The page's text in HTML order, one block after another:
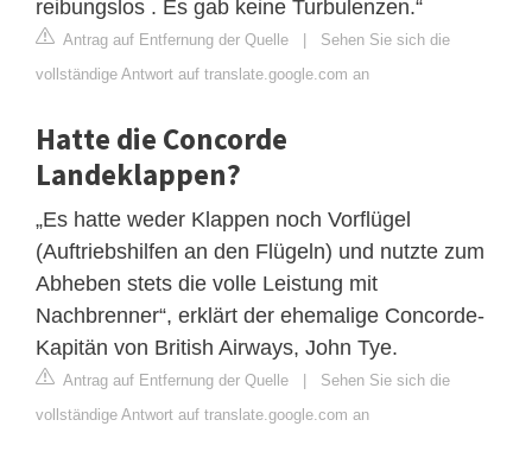
reibungslos . Es gab keine Turbulenzen.“
Antrag auf Entfernung der Quelle | Sehen Sie sich die
vollständige Antwort auf translate.google.com an
Hatte die Concorde
Landeklappen?
„Es hatte weder Klappen noch Vorflügel
(Auftriebshilfen an den Flügeln) und nutzte zum
Abheben stets die volle Leistung mit
Nachbrenner“, erklärt der ehemalige Concorde-
Kapitän von British Airways, John Tye.
Antrag auf Entfernung der Quelle | Sehen Sie sich die
vollständige Antwort auf translate.google.com an